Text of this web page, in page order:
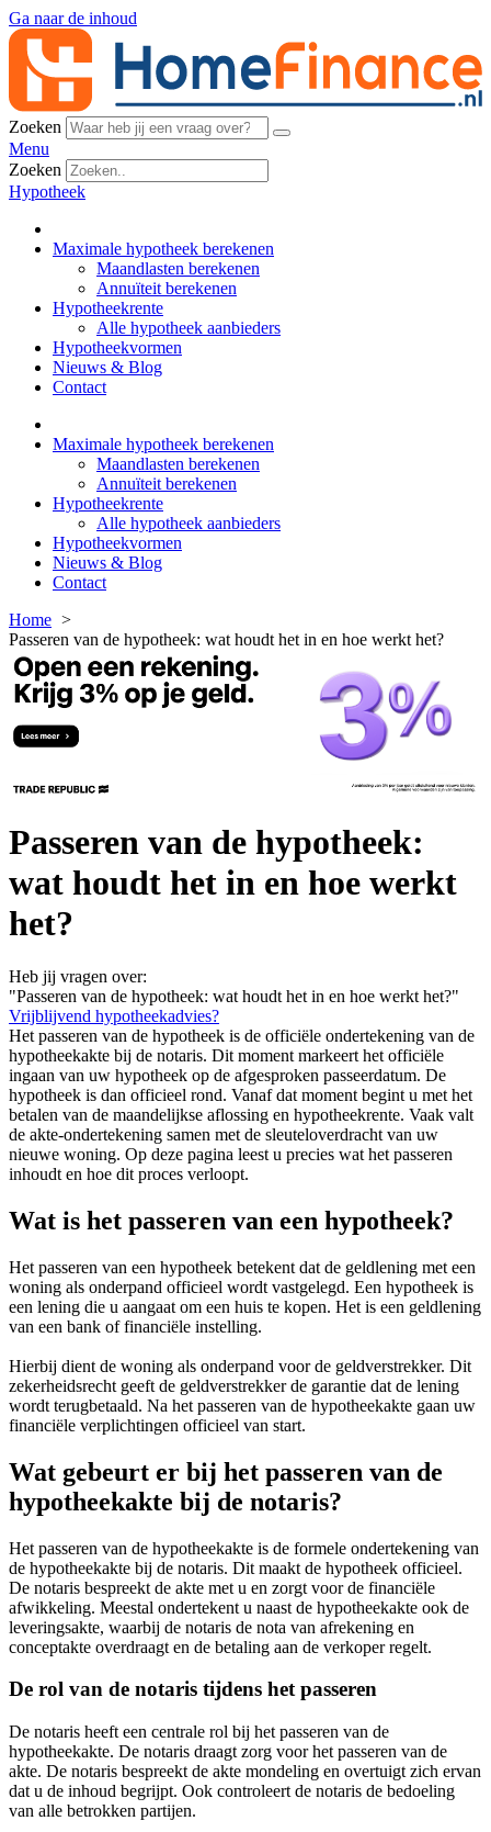
Ga naar de inhoud
Zoeken
Menu
Zoeken
Hypotheek
Maximale hypotheek berekenen
Maandlasten berekenen
Annuïteit berekenen
Hypotheekrente
Alle hypotheek aanbieders
Hypotheekvormen
Nieuws & Blog
Contact
Maximale hypotheek berekenen
Maandlasten berekenen
Annuïteit berekenen
Hypotheekrente
Alle hypotheek aanbieders
Hypotheekvormen
Nieuws & Blog
Contact
Home
Passeren van de hypotheek: wat houdt het in en hoe werkt het?
Passeren van de hypotheek:
wat houdt het in en hoe werkt
het?
Heb jij vragen over:
"Passeren van de hypotheek: wat houdt het in en hoe werkt het?"
Vrijblijvend hypotheekadvies?
Het passeren van de hypotheek is de officiële ondertekening van de
hypotheekakte bij de notaris. Dit moment markeert het officiële
ingaan van uw hypotheek op de afgesproken passeerdatum. De
hypotheek is dan officieel rond. Vanaf dat moment begint u met het
betalen van de maandelijkse aflossing en hypotheekrente. Vaak valt
de akte-ondertekening samen met de sleuteloverdracht van uw
nieuwe woning. Op deze pagina leest u precies wat het passeren
inhoudt en hoe dit proces verloopt.
Wat is het passeren van een hypotheek?
Het passeren van een hypotheek betekent dat de geldlening met een
woning als onderpand officieel wordt vastgelegd. Een hypotheek is
een lening die u aangaat om een huis te kopen. Het is een geldlening
van een bank of financiële instelling.
Hierbij dient de woning als onderpand voor de geldverstrekker. Dit
zekerheidsrecht geeft de geldverstrekker de garantie dat de lening
wordt terugbetaald. Na het passeren van de hypotheekakte gaan uw
financiële verplichtingen officieel van start.
Wat gebeurt er bij het passeren van de
hypotheekakte bij de notaris?
Het passeren van de hypotheekakte is de formele ondertekening van
de hypotheekakte bij de notaris. Dit maakt de hypotheek officieel.
De notaris bespreekt de akte met u en zorgt voor de financiële
afwikkeling. Meestal ondertekent u naast de hypotheekakte ook de
leveringsakte, waarbij de notaris de nota van afrekening en
conceptakte overdraagt en de betaling aan de verkoper regelt.
De rol van de notaris tijdens het passeren
De notaris heeft een centrale rol bij het passeren van de
hypotheekakte. De notaris draagt zorg voor het passeren van de
akte. De notaris bespreekt de akte mondeling en overtuigt zich ervan
dat u de inhoud begrijpt. Ook controleert de notaris de bedoeling
van alle betrokken partijen.